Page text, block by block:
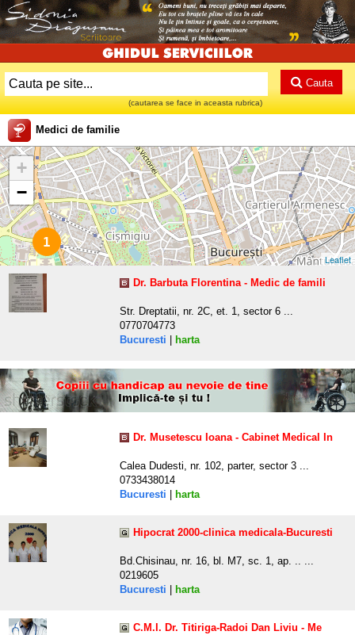
(cautarea se face in aceasta rubrica)
Cauta
Medici de familie
1
+
−
Leaflet
Dr. Barbuta Florentina - Medic de famili
Str. Dreptatii, nr. 2C, et. 1, sector 6 ...
0770704773
Bucuresti | harta
Dr. Musetescu Ioana - Cabinet Medical In
Calea Dudesti, nr. 102, parter, sector 3 ...
0733438014
Bucuresti
harta
Hipocrat 2000-clinica medicala-Bucuresti
Bd.Chisinau, nr. 16, bl. M7, sc. 1, ap. .. ...
0219605
Bucuresti
harta
C.M.I. Dr. Titiriga-Radoi Dan Liviu - Me